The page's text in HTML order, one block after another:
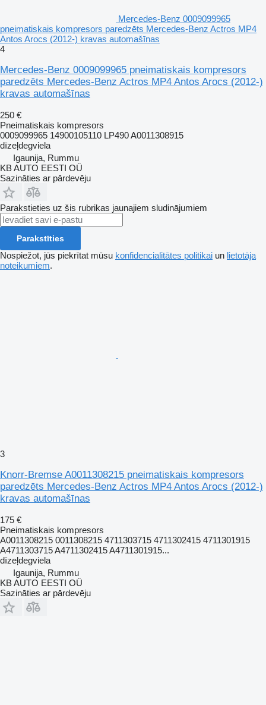
Mercedes-Benz 0009099965
pneimatiskais kompresors paredzēts Mercedes-Benz Actros MP4
Antos Arocs (2012-) kravas automašīnas
4
Mercedes-Benz 0009099965 pneimatiskais kompresors
paredzēts Mercedes-Benz Actros MP4 Antos Arocs (2012-)
kravas automašīnas
250 €
Pneimatiskais kompresors
0009099965 14900105110 LP490 A0011308915
dīzeļdegviela
Igaunija, Rummu
KB AUTO EESTI OÜ
Sazināties ar pārdevēju
Parakstieties uz šis rubrikas jaunajiem sludinājumiem
Parakstīties
Nospiežot, jūs piekrītat mūsu konfidencialitātes politikai un lietotāja
noteikumiem.
3
Knorr-Bremse A0011308215 pneimatiskais kompresors
paredzēts Mercedes-Benz Actros MP4 Antos Arocs (2012-)
kravas automašīnas
175 €
Pneimatiskais kompresors
A0011308215 0011308215 4711303715 4711302415 4711301915
A4711303715 A4711302415 A4711301915...
dīzeļdegviela
Igaunija, Rummu
KB AUTO EESTI OÜ
Sazināties ar pārdevēju